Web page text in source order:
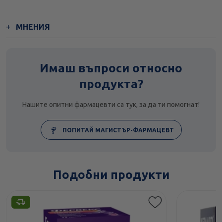
МНЕНИЯ
Имаш въпроси относно
продукта?
Нашите опитни фармацевти са тук, за да ти помогнат!
ПОПИТАЙ МАГИСТЪР-ФАРМАЦЕВТ
Подобни продукти